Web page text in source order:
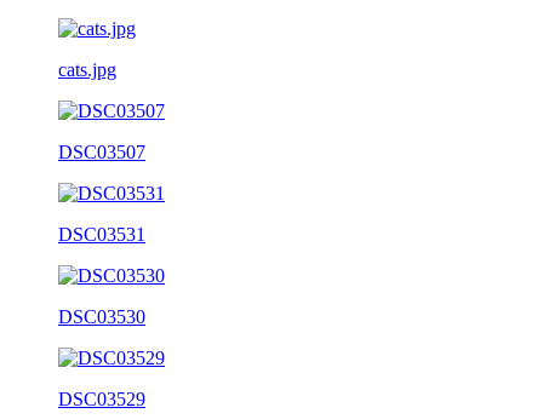
cats.jpg
DSC03507
DSC03531
DSC03530
DSC03529